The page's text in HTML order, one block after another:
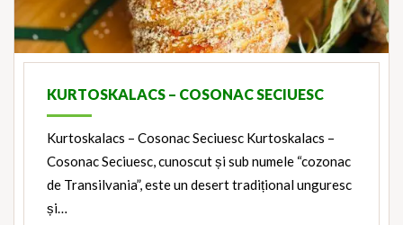
KURTOSKALACS – COSONAC SECIUESC
Kurtoskalacs – Cosonac Seciuesc Kurtoskalacs –
Cosonac Seciuesc, cunoscut și sub numele “cozonac
de Transilvania”, este un desert tradițional unguresc
și…